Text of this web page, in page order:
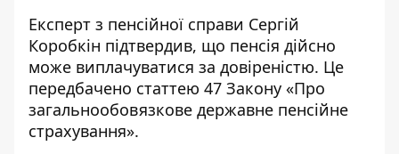
Експерт з пенсійної справи Сергій
Коробкін підтвердив, що пенсія дійсно
може виплачуватися за довіреністю. Це
передбачено статтею 47 Закону «Про
загальнообовязкове державне пенсійне
страхування».